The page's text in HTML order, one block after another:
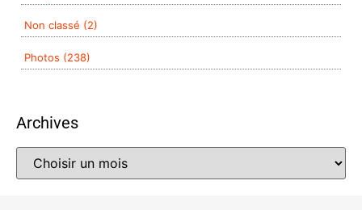
Non classé (2)
Photos (238)
Archives